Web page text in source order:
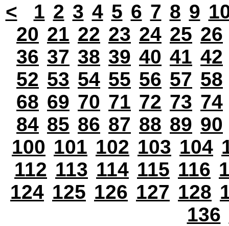
< 1 2 3 4 5 6 7 8 9
20 21 22 23 24 25 26
36 37 38 39 40 41 42
52 53 54 55 56 57 58
68 69 70 71 72 73 74
84 85 86 87 88 89 90
100 101 102 103 104
112 113 114 115 116
124 125 126 127 128
136